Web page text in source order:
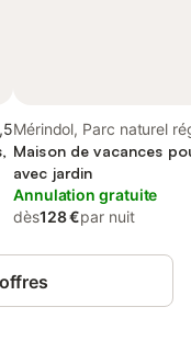
Mérindol, Parc naturel
Luberon
Maison de vacances
avec jardin
Annulation gratuite
dès128 €par nuit